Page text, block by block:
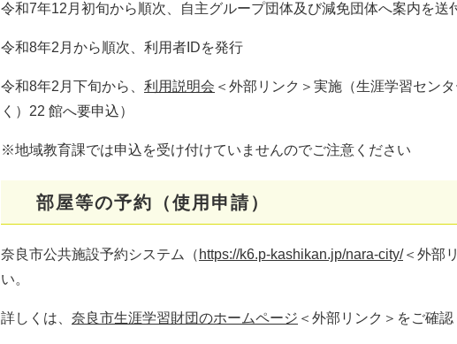
令和7年12月初旬から順次、自主グループ団体及び減免団体へ案内を送
令和8年2月から順次、利用者IDを発行
令和8年2月下旬から、 利用説明会 ＜外部リンク＞ 実施（生涯学習セン
く）22 館へ要申込）
※地域教育課では申込を受け付けていませんのでご注意ください
部屋等の予約（使用申請）
奈良市公共施設予約システム（ https://k6.p-kashikan.jp/nara-city/＜外部
い。
詳しくは、 奈良市生涯学習財団のホームページ ＜外部リンク＞ をご確認